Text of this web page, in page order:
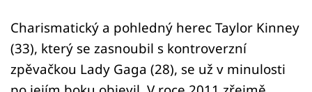
Sledujte nás
Charismatický a pohledný herec Taylor Kinney
(33), který se zasnoubil s kontroverzní
zpěvačkou Lady Gaga (28), se už v minulosti